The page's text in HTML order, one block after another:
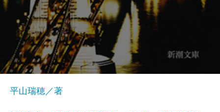
平山瑞穂／著